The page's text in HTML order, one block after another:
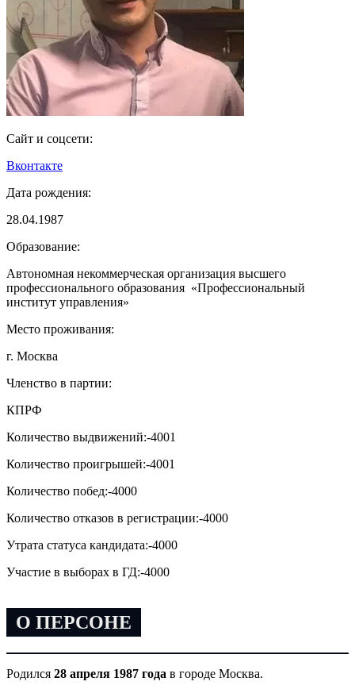
Сайт и соцсети:
Вконтакте
Дата рождения:
28.04.1987
Образование:
Автономная некоммерческая организация высшего
профессионального образования «Профессиональный
институт управления»
Место проживания:
г. Москва
Членство в партии:
КПРФ
Количество выдвижений:-4001
Количество проигрышей:-4001
Количество побед:-4000
Количество отказов в регистрации:-4000
Утрата статуса кандидата:-4000
Участие в выборах в ГД:-4000
О ПЕРСОНЕ
Родился 28 апреля 1987 года в городе Москва.